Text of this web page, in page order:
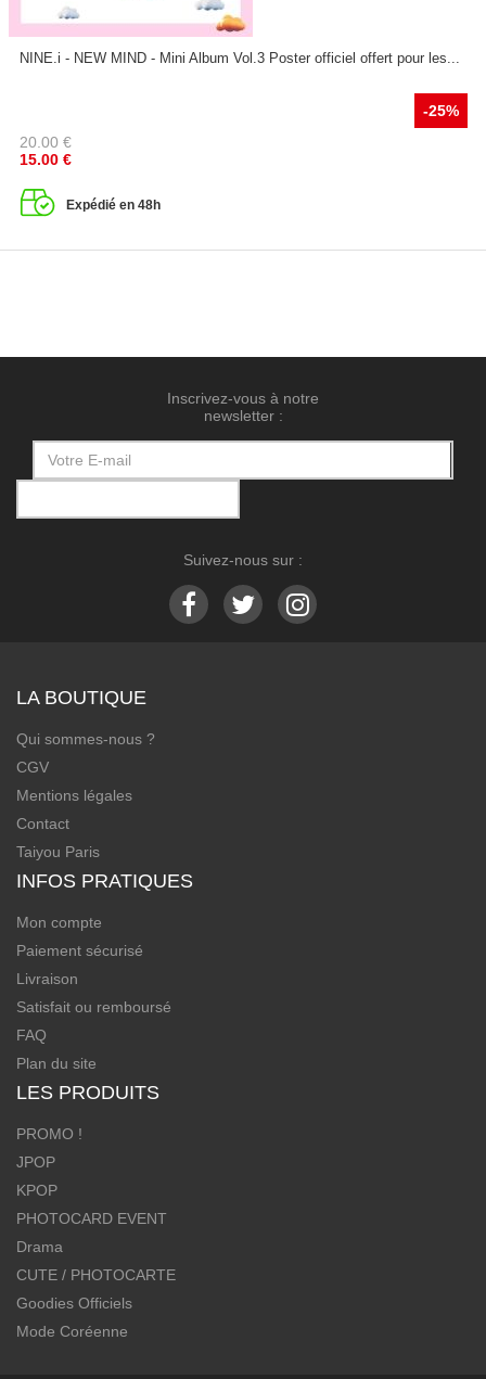
NINE.i - NEW MIND - Mini Album Vol.3 Poster officiel offert pour les...
-25%
20.00 €
15.00 €
Expédié en 48h
Inscrivez-vous à notre
newsletter :
Suivez-nous sur :
LA BOUTIQUE
Qui sommes-nous ?
CGV
Mentions légales
Contact
Taiyou Paris
INFOS PRATIQUES
Mon compte
Paiement sécurisé
Livraison
Satisfait ou remboursé
FAQ
Plan du site
LES PRODUITS
PROMO !
JPOP
KPOP
PHOTOCARD EVENT
Drama
CUTE / PHOTOCARTE
Goodies Officiels
Mode Coréenne